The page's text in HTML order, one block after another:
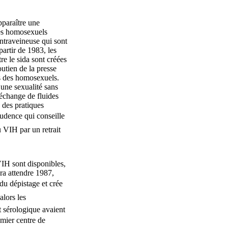
une
homosexuels
qui sont
de 1983, les
le sida sont créées
de la presse
homosexuels.
sexualité sans
de fluides
pratiques
qui conseille
VIH par un retrait
sont disponibles,
attendre 1987,
dépistage et crée
les
sérologique avaient
centre de